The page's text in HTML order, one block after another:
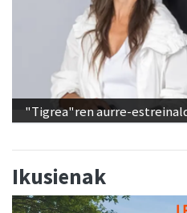
"Tigrea"ren aurre-
Ikusienak